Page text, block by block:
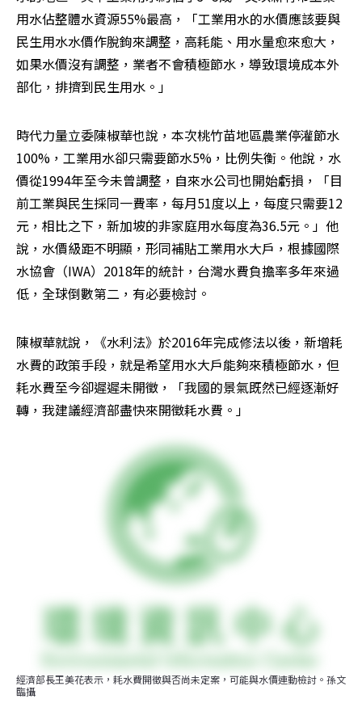
用水佔整體水資源55%最高，「工業用水的水價應該要與
民生用水水價作脫鉤來調整，高耗能、用水量愈來愈大，
如果水價沒有調整，業者不會積極節水，導致環境成本外
部化，排擠到民生用水。」
時代力量立委陳椒華也說，本次桃竹苗地區農業停灌節水
100%，工業用水卻只需要節水5%，比例失衡。他說，水
價從1994年至今未曾調整，自來水公司也開始虧損，「目
前工業與民生採同一費率，每月51度以上，每度只需要12
元，相比之下，新加坡的非家庭用水每度為36.5元。」他
說，水價級距不明顯，形同補貼工業用水大戶，根據國際
水協會（IWA）2018年的統計，台灣水費負擔率多年來過
低，全球倒數第二，有必要檢討。
陳椒華就說，《水利法》於2016年完成修法以後，新增耗
水費的政策手段，就是希望用水大戶能夠來積極節水，但
耗水費至今卻遲遲未開徵，「我國的景氣既然已經逐漸好
轉，我建議經濟部盡快來開徵耗水費。」
經濟部長王美花表示，耗水費開徵與否尚未定案，可能與水價連動檢討。孫文
臨攝